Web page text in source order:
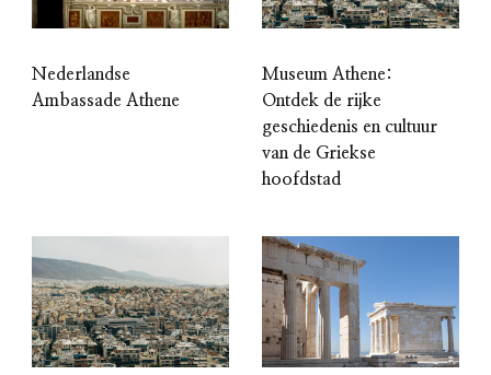
Nederlandse
Ambassade Athene
Museum Athene:
Ontdek de rijke
geschiedenis en cultuur
van de Griekse
hoofdstad